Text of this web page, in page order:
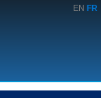
EN FR